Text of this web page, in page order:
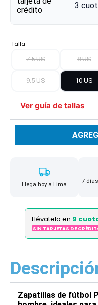
3
Talla
7.5 US 8 US
9.5 US 10 US
Ver guía de tallas
Llega hoy a Lima
7
Llévatelo en 9
SIN TARJETAS DE
Zapatillas de fútbol